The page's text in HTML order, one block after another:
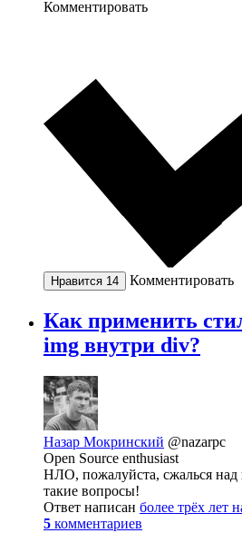
Комментировать
Нравится 14 Комментировать
Как применить
img внутри div?
Назар Мокринский @nazarpc
Open Source enthusiast
НЛО, пожалуйста, сжалься над
такие вопросы!
Ответ написан более трёх лет
5 комментариев